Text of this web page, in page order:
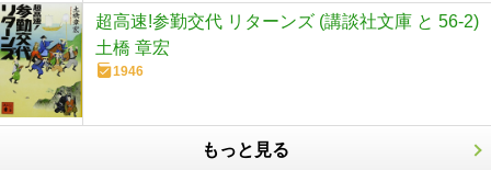
超高速!参勤交代 リターンズ (講談社文庫 と 56-2)
土橋 章宏
1946
もっと見る